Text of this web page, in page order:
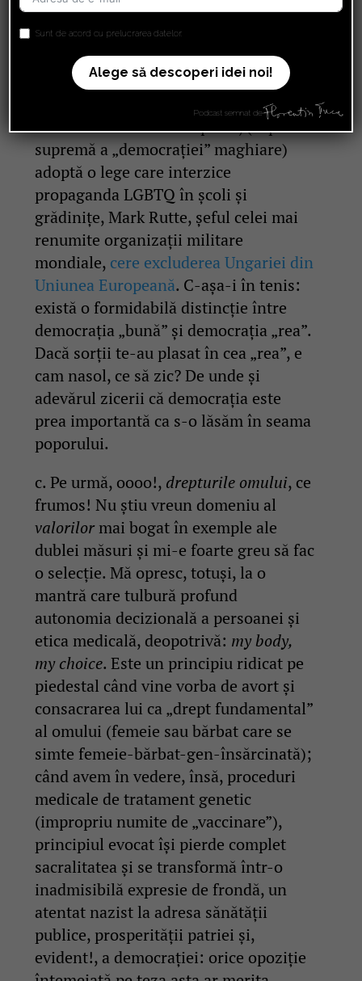
„greșit”,autoritățile de la Bruxelles
decid activarea articolului 7 din
Tratatul Uniunii Europene pentru
„încălcarea statului de drept”, de la
sine înțeles; mai mult, dacă
Parlamentul de la Budapesta, (expresia
supremă a „democrației” maghiare)
adoptă o lege care interzice
propaganda LGBTQ în școli și
grădinițe, Mark Rutte, șeful celei mai
renumite organizații militare
mondiale, cere excluderea Ungariei din
Uniunea Europeană. C-așa-i în tenis:
există o formidabilă distincție între
democrația „bună” și democrația „rea”.
Dacă sorții te-au plasat în cea „rea”, e
cam nasol, ce să zic? De unde și
adevărul zicerii că democrația este
prea importantă ca s-o lăsăm în seama
poporului.
c. Pe urmă, oooo!, drepturile omului, ce
frumos! Nu știu vreun domeniu al
valorilormai bogat în exemple ale
dublei măsuri și mi-e foarte greu să fac
o selecție. Mă opresc, totuși, la o
mantră care tulbură profund
autonomia decizională a persoanei și
etica medicală, deopotrivă: my body,
my choice. Este un principiu ridicat pe
piedestal când vine vorba de avort și
consacrarea lui ca „drept fundamental”
al omului (femeie sau bărbat care se
simte femeie-bărbat-gen-însărcinată);
când avem în vedere, însă, proceduri
medicale de tratament genetic
(impropriu numite de „vaccinare”),
principiul evocat își pierde complet
sacralitatea și se transformă într-o
inadmisibilă expresie de frondă, un
atentat nazist la adresa sănătății
publice, prosperității patriei și,
evident!, a democrației: orice opoziție
Sunt de acord cu prelucrarea datelor.
Alege să descoperi idei noi!
Podcast semnat de